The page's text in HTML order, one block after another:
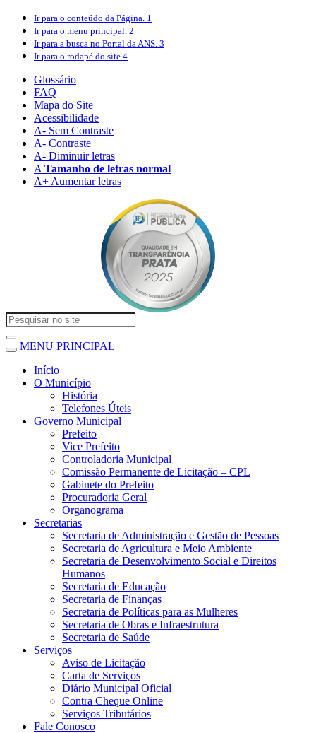
Ir para o conteúdo da Página. 1
Ir para o menu principal. 2
Ir para a busca no Portal da ANS. 3
Ir para o rodapé do site.4
Glossário
FAQ
Mapa do Site
Acessibilidade
A- Sem Contraste
A- Contraste
A- Diminuir letras
A Tamanho de letras normal
A+ Aumentar letras
MENU PRINCIPAL
Início
O Município
História
Telefones Úteis
Governo Municipal
Prefeito
Vice Prefeito
Controladoria Municipal
Comissão Permanente de Licitação – CPL
Gabinete do Prefeito
Procuradoria Geral
Organograma
Secretarias
Secretaria de Administração e Gestão de Pessoas
Secretaria de Agricultura e Meio Ambiente
Secretaria de Desenvolvimento Social e Direitos
Humanos
Secretaria de Educação
Secretaria de Finanças
Secretaria de Políticas para as Mulheres
Secretaria de Obras e Infraestrutura
Secretaria de Saúde
Serviços
Aviso de Licitação
Carta de Serviços
Diário Municipal Oficial
Contra Cheque Online
Serviços Tributários
Fale Conosco